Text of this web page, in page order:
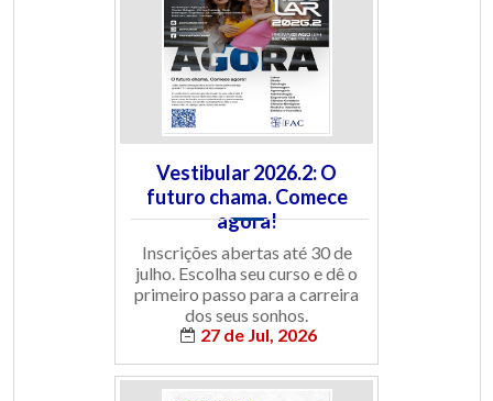
Vestibular 2026.2: O
futuro chama. Comece
agora!
Inscrições abertas até 30 de
julho. Escolha seu curso e dê o
primeiro passo para a carreira
dos seus sonhos.
27 de Jul, 2026